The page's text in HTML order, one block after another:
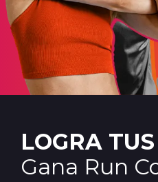
LOGRA
Gana Run